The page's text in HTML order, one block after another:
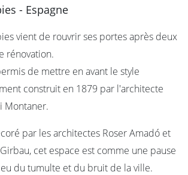
- Espagne
vient de rouvrir ses portes après deux
rénovation.
de mettre en avant le style
construit en 1879 par l'architecte
Montaner.
par les architectes Roser Amadó et
cet espace est comme une pause
du tumulte et du bruit de la ville.